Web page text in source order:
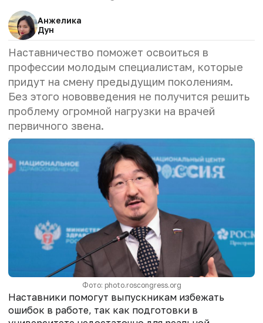
Анжелика
Дун
Наставничество поможет освоиться в
профессии молодым специалистам, которые
придут на смену предыдущим поколениям.
Без этого нововведения не получится решить
проблему огромной нагрузки на врачей
первичного звена.
Фото: photo.roscongress.org
Наставники помогут выпускникам избежать
ошибок в работе, так как подготовки в